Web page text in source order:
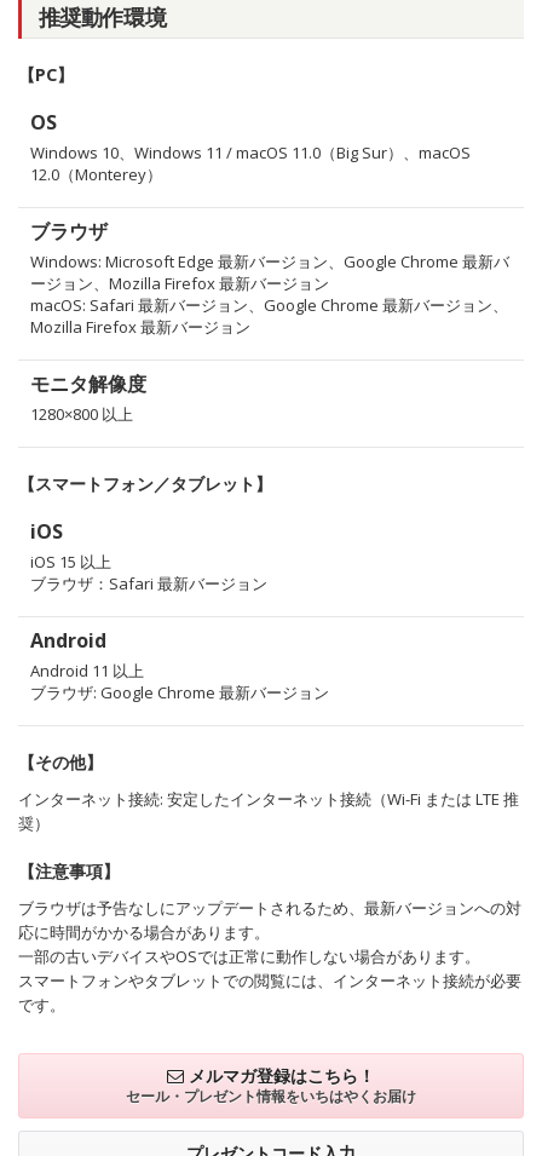
推奨動作環境
【PC】
OS
Windows 10、Windows 11 / macOS 11.0（Big Sur）、macOS
12.0（Monterey）
ブラウザ
Windows: Microsoft Edge 最新バージョン、Google Chrome 最新バ
ージョン、Mozilla Firefox 最新バージョン
macOS: Safari 最新バージョン、Google Chrome 最新バージョン、
Mozilla Firefox 最新バージョン
モニタ解像度
1280×800 以上
【スマートフォン／タブレット】
iOS
iOS 15 以上
ブラウザ：Safari 最新バージョン
Android
Android 11 以上
ブラウザ: Google Chrome 最新バージョン
【その他】
インターネット接続: 安定したインターネット接続（Wi-Fi または LTE 推
奨）
【注意事項】
ブラウザは予告なしにアップデートされるため、最新バージョンへの対
応に時間がかかる場合があります。
一部の古いデバイスやOSでは正常に動作しない場合があります。
スマートフォンやタブレットでの閲覧には、インターネット接続が必要
です。
メルマガ登録はこちら！
セール・プレゼント情報をいちはやくお届け